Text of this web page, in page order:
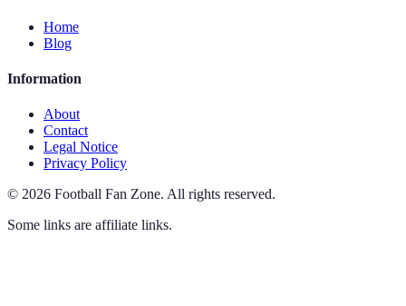
Home
Blog
Information
About
Contact
Legal Notice
Privacy Policy
© 2026 Football Fan Zone. All rights reserved.
Some links are affiliate links.